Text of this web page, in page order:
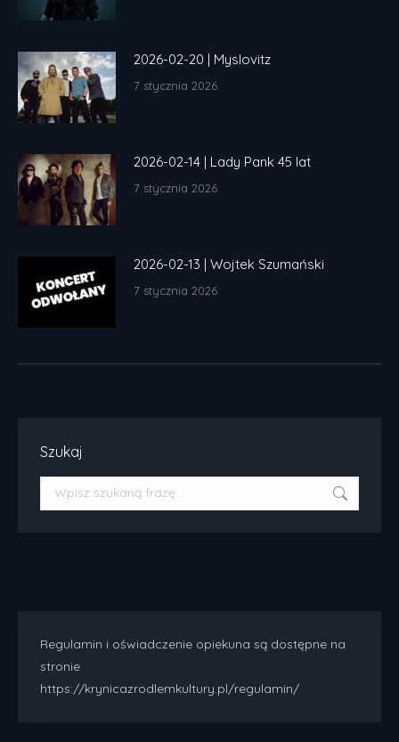
2026-02-20 | Myslovitz
7 stycznia 2026
2026-02-14 | Lady Pank 45 lat
7 stycznia 2026
2026-02-13 | Wojtek Szumański
7 stycznia 2026
Szukaj
Szukaj:
Regulamin i oświadczenie opiekuna są dostępne na
stronie
https://krynicazrodlemkultury.pl/regulamin/